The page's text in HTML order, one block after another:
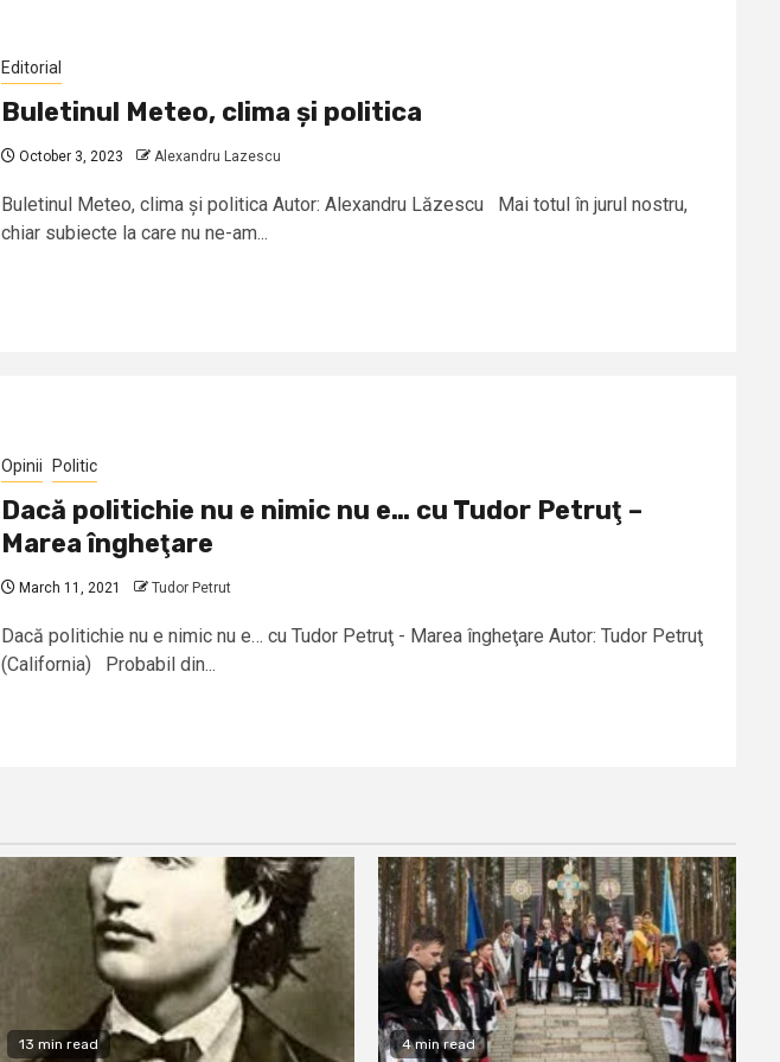
Editorial
Buletinul Meteo, clima și politica
October 3, 2023 Alexandru Lazescu
Buletinul Meteo, clima și politica Autor: Alexandru Lăzescu Mai totul în jurul nostru,
chiar subiecte la care nu ne-am...
Opinii Politic
Dacă politichie nu e nimic nu e… cu Tudor Petruţ –
Marea îngheţare
March 11, 2021 Tudor Petrut
Dacă politichie nu e nimic nu e… cu Tudor Petruţ - Marea îngheţare Autor: Tudor Petruţ
(California) Probabil din...
13 min read 4 min read